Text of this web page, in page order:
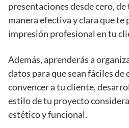
presentaciones desde cero,
manera efectiva y clara que te
impresión profesional en tu
Además, aprenderás a
datos para que sean fáciles
convencer a tu cliente,
estilo de tu proyecto
estético y funcional.